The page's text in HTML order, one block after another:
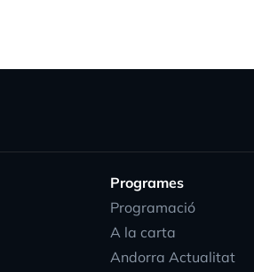
Programes
Programació
A la carta
Andorra Actualitat